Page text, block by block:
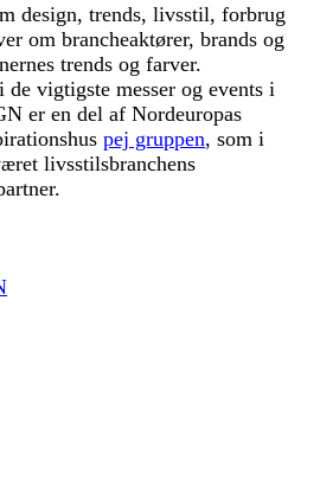
design, trends, livsstil, forbrug
om brancheaktører, brands og
trends og farver.
vigtigste messer og events i
er en del af Nordeuropas
pej gruppen, som i
livsstilsbranchens